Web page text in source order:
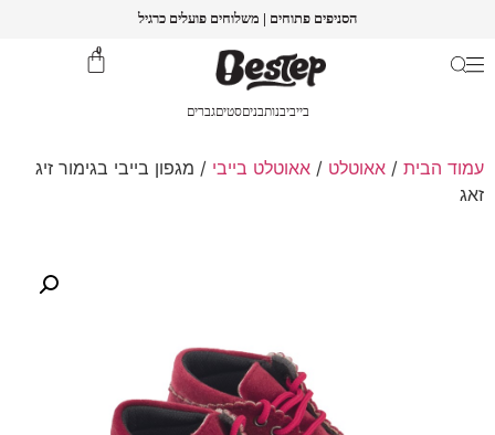
הסניפים פתוחים | משלוחים פועלים כרגיל
0
בייביבנותבניםסטיםגברים
עמוד הבית / אאוטלט / אאוטלט בייבי / מגפון בייבי בגימור זיג
זאג